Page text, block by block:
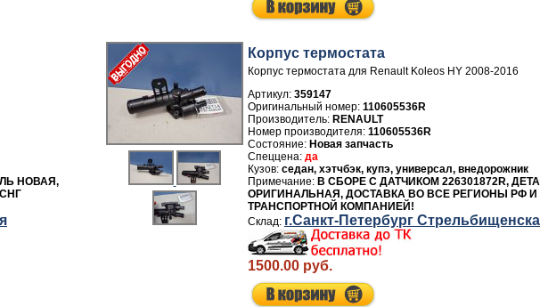
НОВАЯ,
Корпус термостата
Корпус термостата для Renault Koleos HY 2008-2016
Артикул: 359147
110605536R
Производитель: RENAULT
Номер производителя: 110605536R
Новая запчасть
да
седан, хэтчбэк, купэ, универсал, внедорожник
В СБОРЕ С ДАТЧИКОМ 226301872R,
ОРИГИНАЛЬНАЯ, ДОСТАВКА ВО ВСЕ РЕГИОНЫ РФ И
ТРАНСПОРТНОЙ КОМПАНИЕЙ!
г.Санкт-Петербург
1500.00 руб.